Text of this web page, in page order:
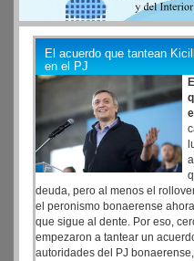
El acuerdo que tantean
en el PJ
deuda, pero al menos el
el peronismo bonaerense
que sigue al dente. Por eso,
empezaron a tantear un
autoridades del PJ